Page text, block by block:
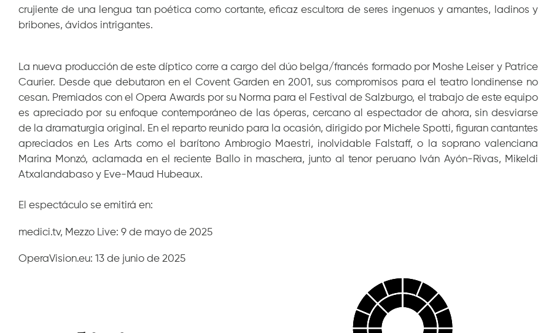
crujiente de una lengua tan poética como cortante, eficaz escultora de seres ingenuos y amantes, ladinos y
bribones, ávidos intrigantes.
La nueva producción de este díptico corre a cargo del dúo belga/francés formado por Moshe Leiser y Patrice
Caurier. Desde que debutaron en el Covent Garden en 2001, sus compromisos para el teatro londinense no
cesan. Premiados con el Opera Awards por su Norma para el Festival de Salzburgo, el trabajo de este equipo
es apreciado por su enfoque contemporáneo de las óperas, cercano al espectador de ahora, sin desviarse
de la dramaturgia original. En el reparto reunido para la ocasión, dirigido por Michele Spotti, figuran cantantes
apreciados en Les Arts como el barítono Ambrogio Maestri, inolvidable Falstaff, o la soprano valenciana
Marina Monzó, aclamada en el reciente Ballo in maschera, junto al tenor peruano Iván Ayón-Rivas, Mikeldi
Atxalandabaso y Eve-Maud Hubeaux.
El espectáculo se emitirá en:
medici.tv, Mezzo Live: 9 de mayo de 2025
OperaVision.eu: 13 de junio de 2025